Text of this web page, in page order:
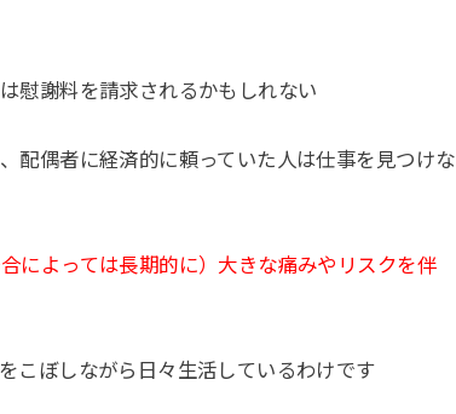
慰謝料を請求されるかもしれない
配偶者に経済的に頼っていた人は仕事を見つけな
によっては長期的に）大きな痛みやリスクを伴
こぼしながら日々生活しているわけです